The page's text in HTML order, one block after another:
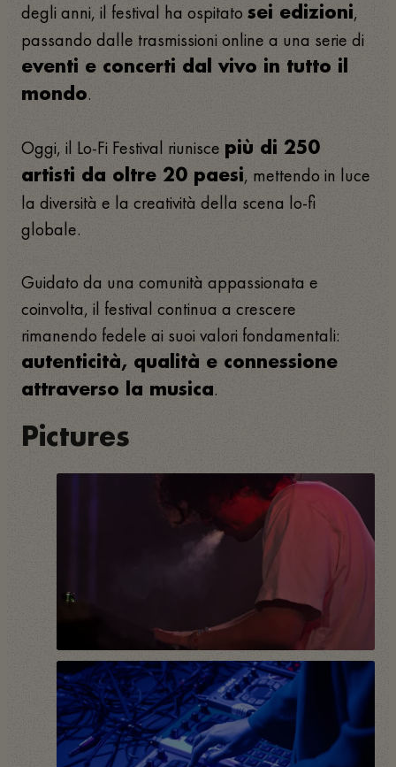
degli anni, il festival ha ospitato sei edizioni,
passando dalle trasmissioni online a una serie di
eventi e concerti dal vivo in tutto il
mondo.
Oggi, il Lo-Fi Festival riunisce più di 250
artisti da oltre 20 paesi, mettendo in luce
la diversità e la creatività della scena lo-fi
globale.
Guidato da una comunità appassionata e
coinvolta, il festival continua a crescere
rimanendo fedele ai suoi valori fondamentali:
autenticità, qualità e connessione
attraverso la musica.
Pictures